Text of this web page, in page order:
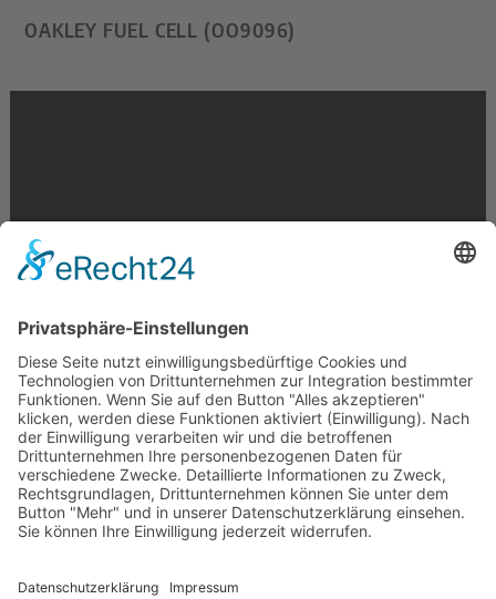
OAKLEY FUEL CELL (OO9096)
Krahnstr. 17/18 | 49074 Osnabrück
Telefon: 0541 29746 | E-Mail:info@optikmeyer.de
Impressum|Datenschutz|Cookie-Einstellungen